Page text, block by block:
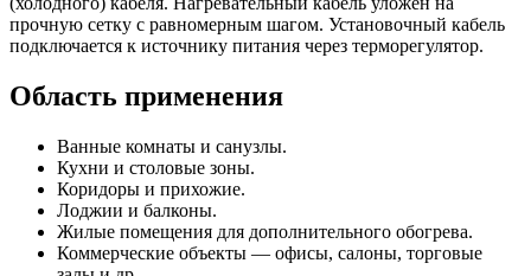
прочную сетку с равномерным шагом. Установочный кабель
подключается к источнику питания через терморегулятор.
Область применения
Ванные комнаты и санузлы.
Кухни и столовые зоны.
Коридоры и прихожие.
Лоджии и балконы.
Жилые помещения для дополнительного обогрева.
Коммерческие объекты — офисы, салоны, торговые